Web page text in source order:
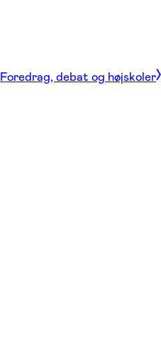
Foredrag, debat og højskoler